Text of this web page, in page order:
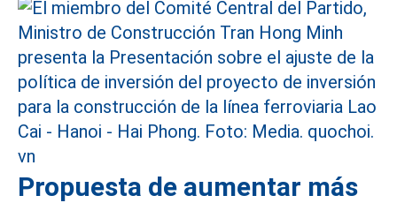
Propuesta de aumentar más